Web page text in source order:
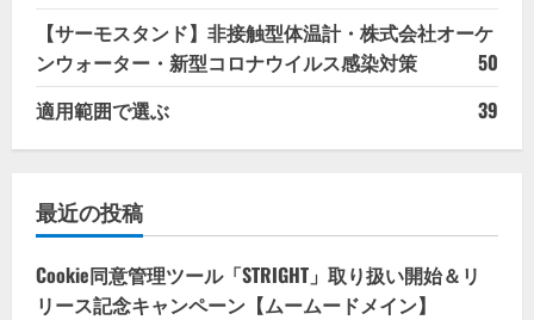
【サーモスタンド】非接触型体温計・株式会社オーケ
ンウォーター・新型コロナウイルス感染対策
50
適用範囲で選ぶ
39
最近の投稿
Cookie同意管理ツール「STRIGHT」取り扱い開始＆リ
リース記念キャンペーン【ムームードメイン】